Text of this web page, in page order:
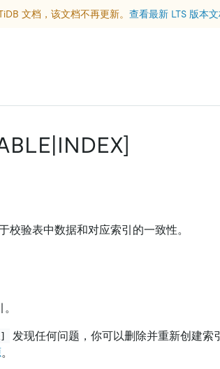
文档，该文档不再更新。 查看最新 LTS 版本
校验表中数据和对应索引的一致性。
发现任何问题，你可以删除并重新创建索
。